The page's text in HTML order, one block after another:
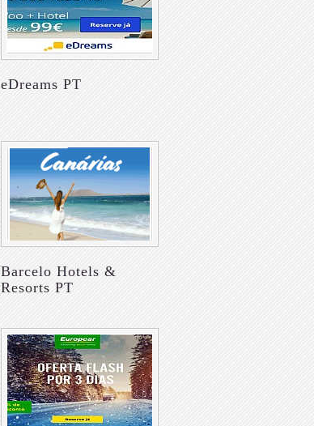
eDreams PT
Barcelo Hotels &
Resorts PT